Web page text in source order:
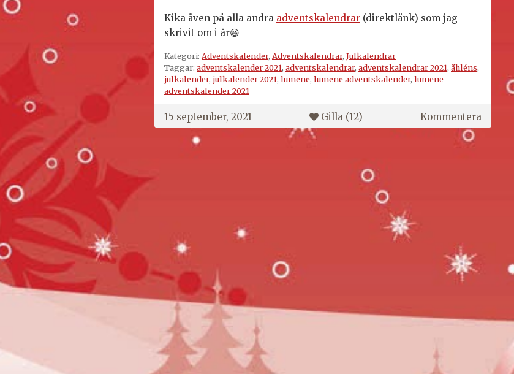
Kika även på alla andra adventskalendrar (direktlänk) som jag
skrivit om i år😃
Kategori: Adventskalender, Adventskalendrar, Julkalendrar
Taggar: adventskalender 2021, adventskalendrar, adventskalendrar 2021, åhléns,
julkalender, julkalender 2021, lumene, lumene adventskalender, lumene
adventskalender 2021
15 september, 2021 Gilla (12) Kommentera
Lumene